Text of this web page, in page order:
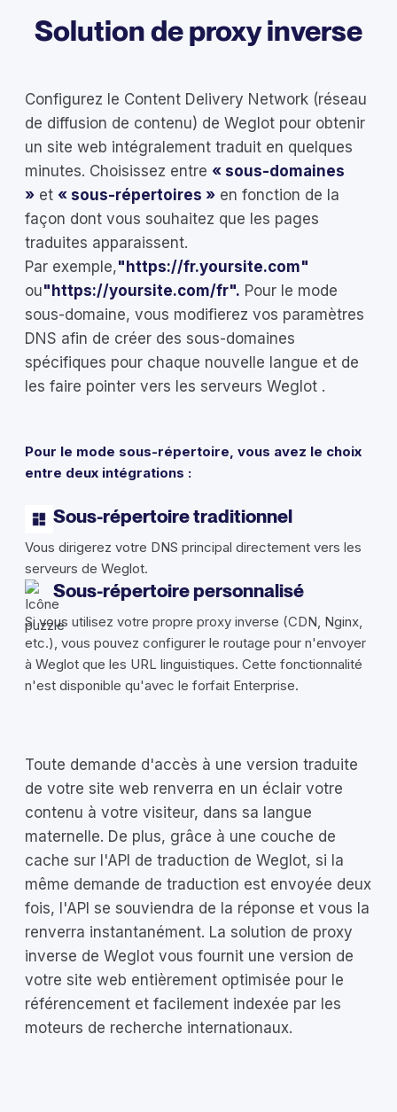
Solution de proxy inverse
Configurez le Content Delivery Network (réseau
de diffusion de contenu) de Weglot pour obtenir
un site web intégralement traduit en quelques
minutes. Choisissez entre « sous-domaines
» et « sous-répertoires » en fonction de la
façon dont vous souhaitez que les pages
traduites apparaissent.
Par exemple,"https://fr.yoursite.com"
ou"https://yoursite.com/fr". Pour le mode
sous-domaine, vous modifierez vos paramètres
DNS afin de créer des sous-domaines
spécifiques pour chaque nouvelle langue et de
les faire pointer vers les serveurs Weglot .
Pour le mode sous-répertoire, vous avez le choix
entre deux intégrations :
Sous-répertoire traditionnel
Vous dirigerez votre DNS principal directement vers les
serveurs de Weglot.
Sous-répertoire personnalisé
Si vous utilisez votre propre proxy inverse (CDN, Nginx,
etc.), vous pouvez configurer le routage pour n'envoyer
à Weglot que les URL linguistiques. Cette fonctionnalité
n'est disponible qu'avec le forfait Enterprise.
Toute demande d'accès à une version traduite
de votre site web renverra en un éclair votre
contenu à votre visiteur, dans sa langue
maternelle. De plus, grâce à une couche de
cache sur l'API de traduction de Weglot, si la
même demande de traduction est envoyée deux
fois, l'API se souviendra de la réponse et vous la
renverra instantanément. La solution de proxy
inverse de Weglot vous fournit une version de
votre site web entièrement optimisée pour le
référencement et facilement indexée par les
moteurs de recherche internationaux.